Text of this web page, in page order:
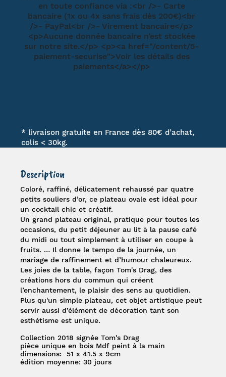
* livraison gratuite en France dès 80€ d’achat,
colis < 30kg.
Description
Coloré, raffiné, délicatement rehaussé par quatre
petits souliers d’or, ce plateau ovale est idéal pour
un cocktail chic et créatif.
Un grand plateau original, pratique pour toutes les
occasions, du petit déjeuner au lit à la pause café
du midi ou tout simplement à utiliser en coupe à
fruits. … Il donne le tempo de la journée, un
mariage de raffinement et d’humour chaleureux.
Les joies de la table, façonTom's Drag, des
créations hors du commun qui créent
l’enchantement, le plaisir des sens au quotidien.
Plus qu'un simple plateau, cet objet artistique peut
servir aussi d’élément de décoration tant son
esthétisme est unique.
Collection 2018 signée Tom's Drag
pièce unique en bois Mdf peint à la main
dimensions: 51 x 41.5 x 9cm
édition moyenne: 30 jours